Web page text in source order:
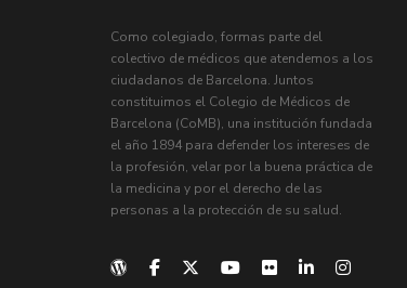
Como colegiado, formas parte del
colectivo de médicos que atendemos a los
ciudadanos de Barcelona. Juntos
constituimos el Colegio de Médicos de
Barcelona (CoMB), una institución fundada
el año 1894 para defender los intereses de
la profesión, velar por la buena práctica de
la medicina y por el derecho de las
personas a la protección de su salud.